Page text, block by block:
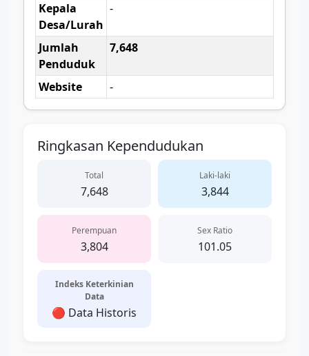
Kepala
Desa/Lurah
-
Jumlah
Penduduk
7,648
Website -
Ringkasan Kependudukan
Total
7,648
Laki-laki
3,844
Perempuan
3,804
Sex Ratio
101.05
Indeks Keterkinian
Data
🔴 Data Historis